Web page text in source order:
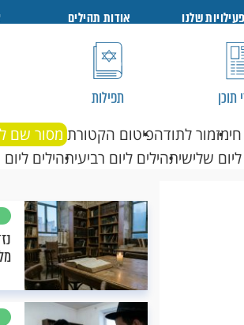
שלנו אודות תהילים
תוכן תפילות
מזמור לתודהפיטום הקטורת מסור שם
שלישיתהילים ליום רביעיתהילים